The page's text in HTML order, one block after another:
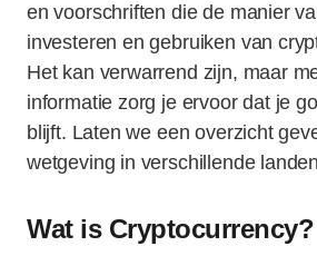
en voorschriften die de manier
investeren en gebruiken van
Het kan verwarrend zijn, maar
informatie zorg je ervoor dat je
blijft. Laten we een overzicht
wetgeving in verschillende
Wat is Cryptocurrency?